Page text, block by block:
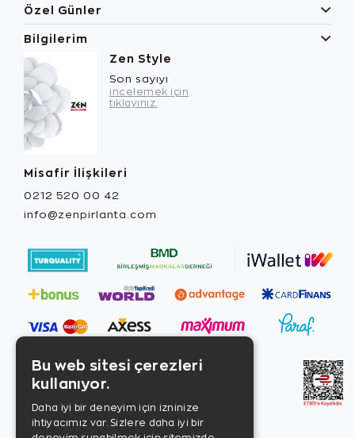
Özel Günler
Bilgilerim
Zen Style
Son sayıyı
incelemek için
tıklayınız.
Misafir İlişkileri
0212 520 00 42
info@zenpirlanta.com
Bu web sitesi çerezleri
kullanıyor.
Daha iyi bir deneyim için izninize
ihtiyacımız var. Sizlere daha iyi bir